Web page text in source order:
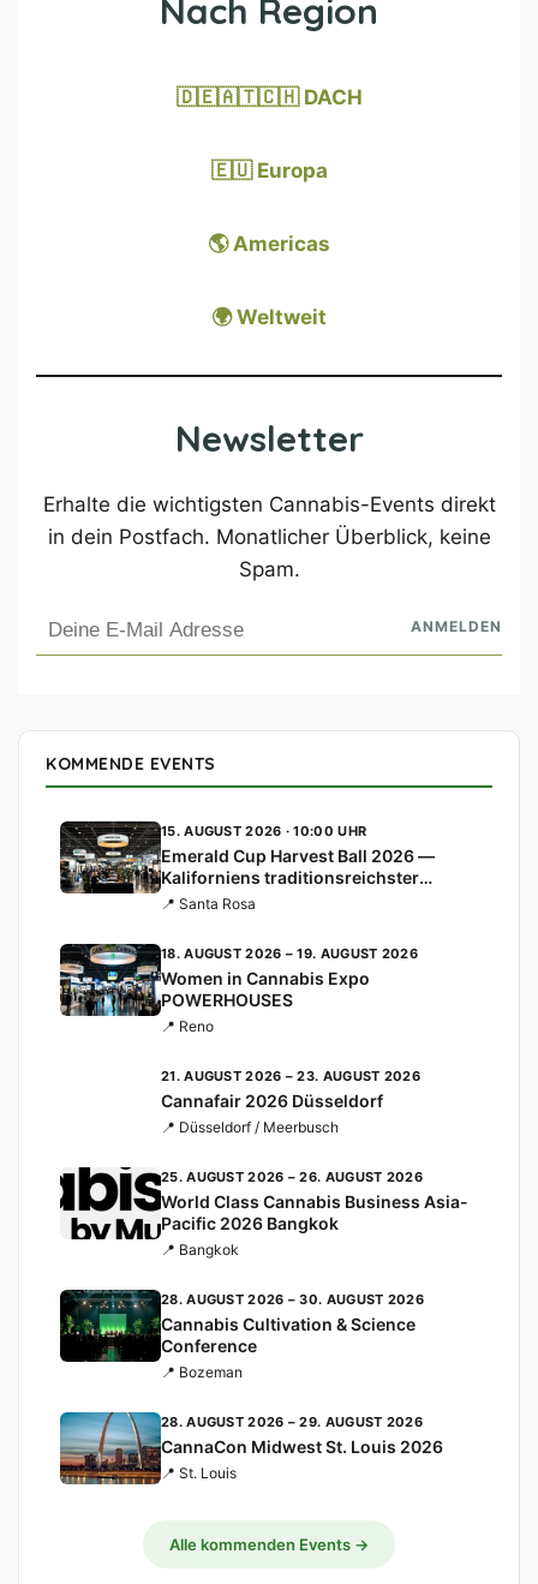
Nach Region
🇩🇪🇦🇹🇨🇭 DACH
🇪🇺 Europa
🌎 Americas
🌍 Weltweit
Newsletter
Erhalte die wichtigsten Cannabis-Events direkt
in dein Postfach. Monatlicher Überblick, keine
Spam.
KOMMENDE EVENTS
15. AUGUST 2026 · 10:00 UHR
Emerald Cup Harvest Ball 2026 —
Kaliforniens traditionsreichster
Cannabis-Cup
📍 Santa Rosa
18. AUGUST 2026 – 19. AUGUST 2026
Women in Cannabis Expo
POWERHOUSES
📍 Reno
21. AUGUST 2026 – 23. AUGUST 2026
Cannafair 2026 Düsseldorf
📍 Düsseldorf / Meerbusch
25. AUGUST 2026 – 26. AUGUST 2026
World Class Cannabis Business Asia-
Pacific 2026 Bangkok
📍 Bangkok
28. AUGUST 2026 – 30. AUGUST 2026
Cannabis Cultivation & Science
Conference
📍 Bozeman
28. AUGUST 2026 – 29. AUGUST 2026
CannaCon Midwest St. Louis 2026
📍 St. Louis
Alle kommenden Events →